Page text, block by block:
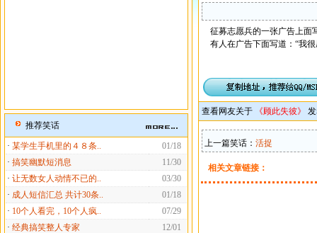
推荐笑话
· 某学生手机里的４８条..
01/18
· 搞笑幽默短消息
11/30
· 让无数女人动情不已的..
03/30
· 成人短信汇总 共计30条..
01/18
· 10个人看完，10个人疯..
07/29
· 经典搞笑整人专家
12/01
征募志愿兵的一张广告上面
有人在广告下面写道：“我
查看网友关于 《顾此失彼》
上一篇笑话： 活捉
相关文章链接：